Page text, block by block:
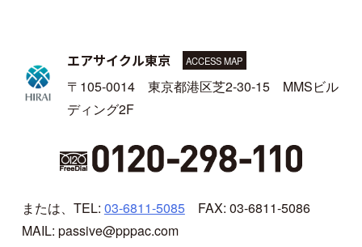
エアサイクル東京 ACCESS MAP
〒105-0014 東京都港区芝2-30-15 MMSビル
ディング2F
または、TEL: 03-6811-5085
FAX: 03-6811-5086
MAIL: passive@pppac.com